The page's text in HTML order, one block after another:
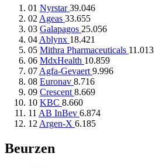
01 Nyrstar39.046
02 Ageas 33.655
03 Galapagos 25.056
04 Ablynx 18.421
05 Mithra Pharmaceuticals 11.013
06 MdxHealth 10.859
07 Agfa-Gevaert 9.996
08 Euronav 8.716
09 Crescent 8.669
10 KBC 8.660
11 AB InBev 6.874
12 Argen-X 6.185
Beurzen